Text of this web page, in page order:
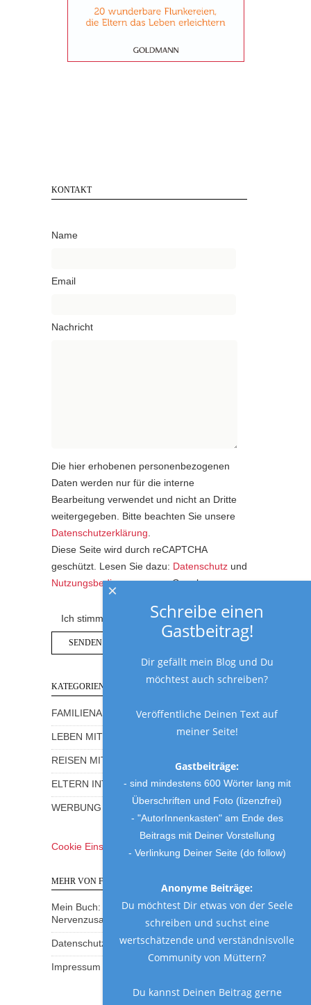
KONTAKT
Name
Email
Nachricht
Die hier erhobenen personenbezogenen
Daten werden nur für die interne
Bearbeitung verwendet und nicht an Dritte
weitergegeben. Bitte beachten Sie unsere
Datenschutzerklärung
Diese Seite wird durch reCAPTCHA
geschützt. Lesen Sie dazu: Datenschutz und
Nutzungsbedingungenvon Google.
Ich stimme der Datenschutzerklärung zu.
KATEGORIEN
FAMILIENALLTAG MIT HUMOR
LEBEN MIT KINDERN
REISEN MIT KINDERN
ELTERN INTERVIEWS
WERBUNG UND GEWINNSPIELE
Cookie Einstellungen
MEHR VON FRAU MUTTER
Mein Buch: Eine Mama am Rande des
Nervenzusammenbruchs
Datenschutzerklärung
Impressum
Schreibe einen
Gastbeitrag!
Dir gefällt mein Blog und Du
möchtest auch schreiben?
Veröffentliche Deinen Text auf
meiner Seite!
Gastbeiträge:
- sind mindestens 600 Wörter lang mit
Überschriften und Foto (lizenzfrei)
- "AutorInnenkasten" am Ende des
Beitrags mit Deiner Vorstellung
- Verlinkung Deiner Seite (do follow)
Anonyme Beiträge:
Du möchtest Dir etwas von der Seele
schreiben und suchst eine
wertschätzende und verständnisvolle
Community von Müttern?
Du kannst Deinen Beitrag gerne
×